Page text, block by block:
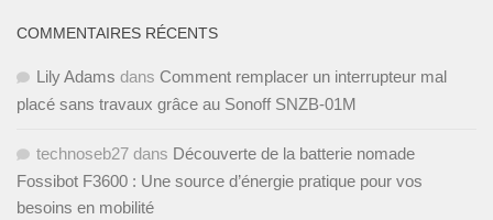
COMMENTAIRES RÉCENTS
Lily Adams dans Comment remplacer un interrupteur mal
placé sans travaux grâce au Sonoff SNZB-01M
technoseb27 dans Découverte de la batterie nomade
Fossibot F3600 : Une source d’énergie pratique pour vos
besoins en mobilité